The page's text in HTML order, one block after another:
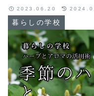
暮らしの学校
2023.06.20